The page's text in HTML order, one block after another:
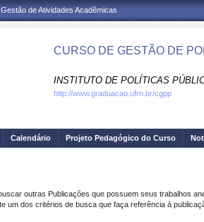
de Atividades Acadêmicas
CURSO DE GESTÃO DE
INSTITUTO DE POLÍTICAS
http://www.graduacao.ufrn.br/cgpp
Calendário Projeto Pedagógico do Curso
outras Publicações que possuem seus trabalhos
um dos critérios de busca que faça referência à